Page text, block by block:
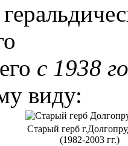
с 1938
виду:
Старый герб
(1982-2003 гг.)